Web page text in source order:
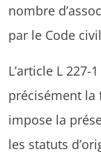
nombre
par le Code
L’article L
précisément la
impose la
les statuts